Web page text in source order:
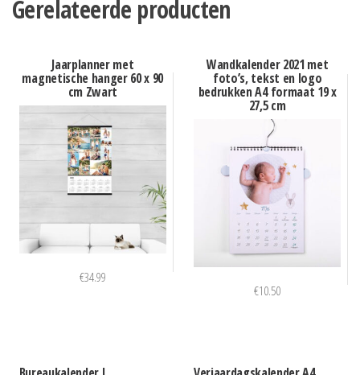
Gerelateerde producten
Jaarplanner met
magnetische hanger 60 x 90
cm Zwart
€34.99
Wandkalender 2021 met
foto’s, tekst en logo
bedrukken A4 formaat 19 x
27,5 cm
€10.50